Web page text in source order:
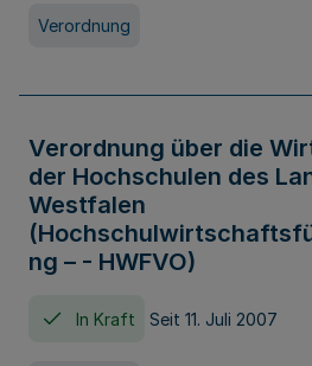
Verordnung
Verordnung über die
der Hochschulen des
Westfalen
ng – - HWFVO)
In Kraft Seit 11. Juli 2007